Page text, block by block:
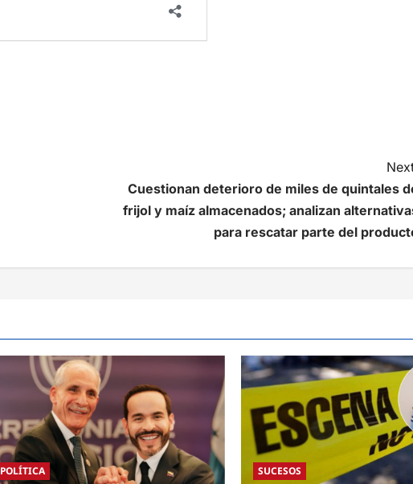
Cuestionan deterioro de miles de quintales
frijol y maíz almacenados; analizan
para rescatar parte del
POLÍTICA SUCESOS